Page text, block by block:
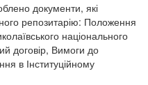
документи, які
репозитарію: Положення
національного
договір, Вимоги до
в Інституційному